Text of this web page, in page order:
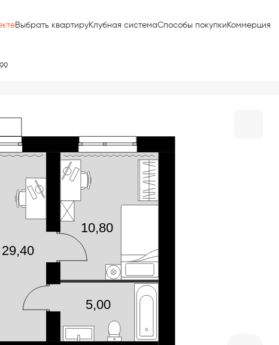
Выбрать квартируКлубная системаСпособы покупки Коммерция